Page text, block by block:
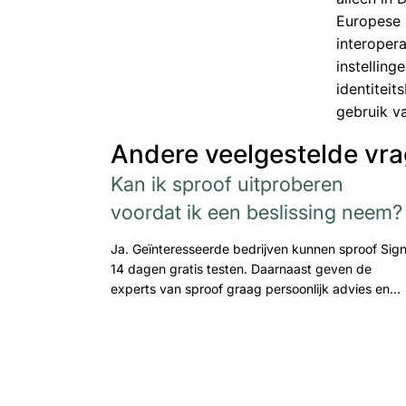
gebruik
Andere veelgestelde
Kan ik sproof uitproberen
voordat ik een beslissing neem?
Ja. Geïnteresseerde bedrijven kunnen sproof Sign
14 dagen gratis testen. Daarnaast geven de
experts van sproof graag persoonlijk advies en…